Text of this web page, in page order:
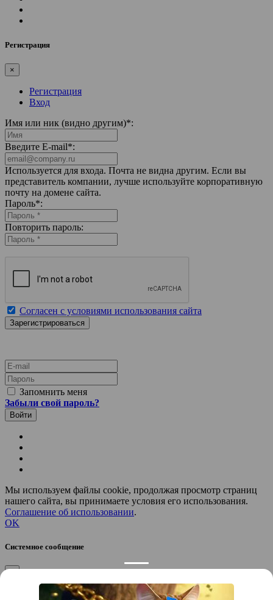
Регистрация
×
Регистрация
Вход
Имя или ник (видно другим)*:
Введите E-mail*:
Используется для входа. Почта не видна другим. Если вы
представитель компании, лучше используйте корпоративную
почту на домене сайта.
Пароль*:
Повторить пароль:
Согласен с условиями использования сайта
E-mail
Пароль
Запомнить меня
Забыли свой пароль?
Мы используем файлы cookie, продолжая просмотр страниц
нашего сайта, вы принимаете условия его использования.
Соглашение об использовании.
OK
Системное сообщение
×
Закрыть